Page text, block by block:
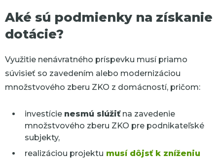
Aké sú podmienky na získanie
dotácie?
Využitie nenávratného príspevku musí priamo
súvisieť so zavedením alebo modernizáciou
množstvového zberu ZKO z domácností, pričom:
investície nesmú slúžiťna zavedenie
množstvového zberu ZKO pre podnikateľské
subjekty,
realizáciou projektu musí dôjsť k zníženiu